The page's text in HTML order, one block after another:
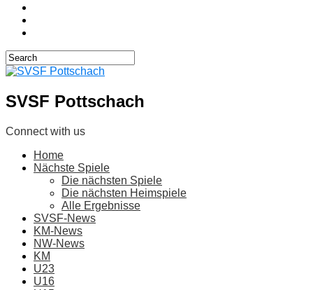
SVSF Pottschach
Connect with us
Home
Nächste Spiele
Die nächsten Spiele
Die nächsten Heimspiele
Alle Ergebnisse
SVSF-News
KM-News
NW-News
KM
U23
U16